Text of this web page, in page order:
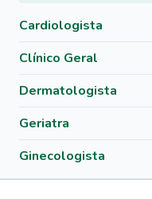
Cardiologista
Clínico Geral
Dermatologista
Geriatra
Ginecologista